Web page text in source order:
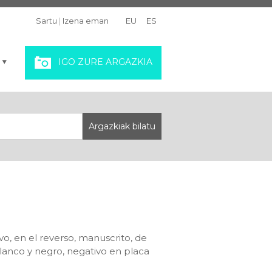
Sartu | Izena eman EU ES
IGO ZURE ARGAZKIA
en el reverso, manuscrito, de
y negro, negativo en placa